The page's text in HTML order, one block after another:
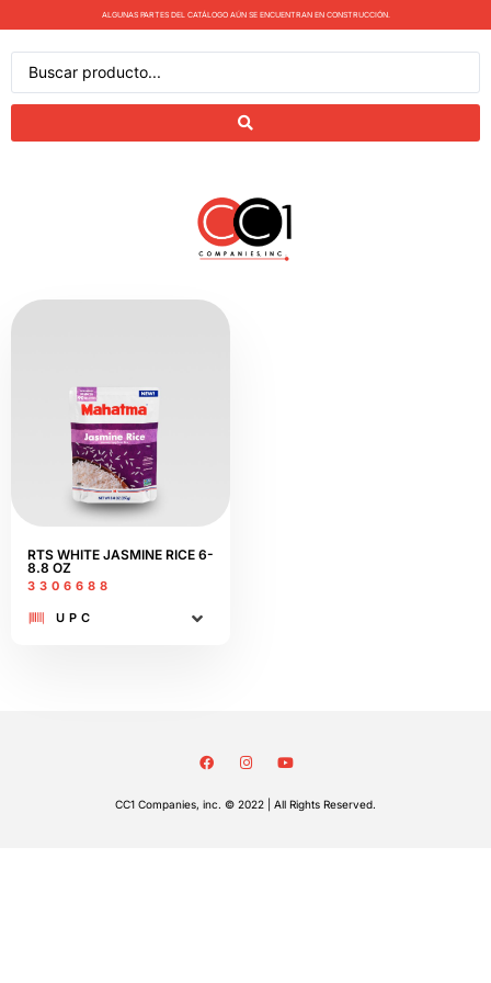
ALGUNAS PARTES DEL CATÁLOGO AÚN SE ENCUENTRAN EN CONSTRUCCIÓN.
RTS WHITE JASMINE RICE 6-
8.8 OZ
3306688
UPC
CC1 Companies, inc. © 2022 | All Rights Reserved.